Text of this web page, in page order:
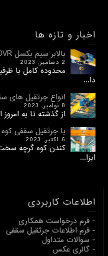
اخبار و تازه ها
بالابر سیم بکسل DVR
2 دسامبر, 2023
دا...
انواع جرثقیل های
8 نوامبر, 2023
از گذشته تا به
با جرثقیل سقفی
6 اکتبر, 2023
کندن کوه گرچه
ابزا...
اطلاعات کاربردی
- فرم درخواست همکاری
- فرم اطلاعات جرثقیل سقفی
- سوالات متداول
- گالری عکس